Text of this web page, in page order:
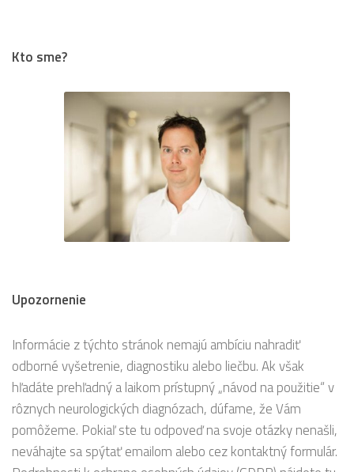
Kto sme?
Upozornenie
Informácie z týchto stránok nemajú ambíciu nahradiť
odborné vyšetrenie, diagnostiku alebo liečbu. Ak však
hľadáte prehľadný a laikom prístupný „návod na použitie“ v
rôznych neurologických diagnózach, dúfame, že Vám
pomôžeme. Pokiaľ ste tu odpoveď na svoje otázky nenašli,
neváhajte sa spýtať emailom alebo cez kontaktný formulár.